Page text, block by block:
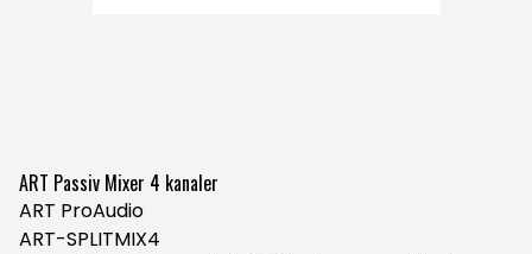
ART Passiv Mixer 4 kanaler
ART ProAudio
ART-SPLITMIX4